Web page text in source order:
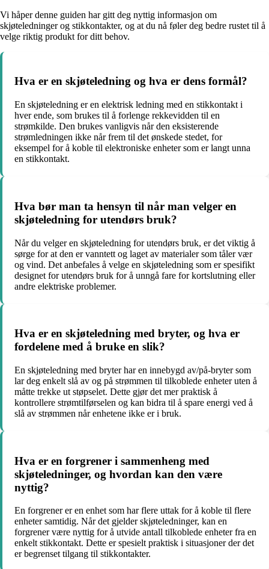
Vi håper denne guiden har gitt deg nyttig informasjon om
skjøteledninger og stikkontakter, og at du nå føler deg bedre rustet til å
velge riktig produkt for ditt behov.
Hva er en skjøteledning og hva er dens formål?
En skjøteledning er en elektrisk ledning med en stikkontakt i
hver ende, som brukes til å forlenge rekkevidden til en
strømkilde. Den brukes vanligvis når den eksisterende
strømledningen ikke når frem til det ønskede stedet, for
eksempel for å koble til elektroniske enheter som er langt unna
en stikkontakt.
Hva bør man ta hensyn til når man velger en
skjøteledning for utendørs bruk?
Når du velger en skjøteledning for utendørs bruk, er det viktig å
sørge for at den er vanntett og laget av materialer som tåler vær
og vind. Det anbefales å velge en skjøteledning som er spesifikt
designet for utendørs bruk for å unngå fare for kortslutning eller
andre elektriske problemer.
Hva er en skjøteledning med bryter, og hva er
fordelene med å bruke en slik?
En skjøteledning med bryter har en innebygd av/på-bryter som
lar deg enkelt slå av og på strømmen til tilkoblede enheter uten å
måtte trekke ut støpselet. Dette gjør det mer praktisk å
kontrollere strømtilførselen og kan bidra til å spare energi ved å
slå av strømmen når enhetene ikke er i bruk.
Hva er en forgrener i sammenheng med
skjøteledninger, og hvordan kan den være
nyttig?
En forgrener er en enhet som har flere uttak for å koble til flere
enheter samtidig. Når det gjelder skjøteledninger, kan en
forgrener være nyttig for å utvide antall tilkoblede enheter fra en
enkelt stikkontakt. Dette er spesielt praktisk i situasjoner der det
er begrenset tilgang til stikkontakter.